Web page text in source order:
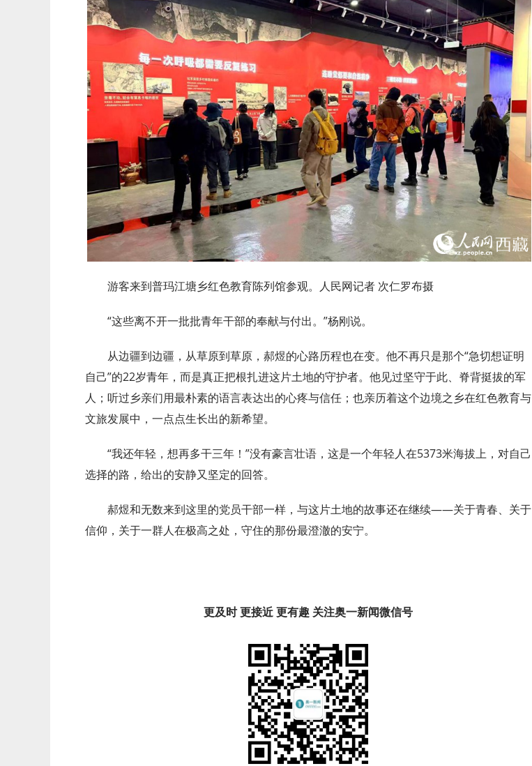
游客来到普玛江塘乡红色教育陈列馆参观。人民网记者 次仁罗布摄
“这些离不开一批批青年干部的奉献与付出。”杨刚说。
从边疆到边疆，从草原到草原，郝煜的心路历程也在变。他不再只是那个“急切想证明
自己”的22岁青年，而是真正把根扎进这片土地的守护者。他见过坚守于此、脊背挺拔的军
人；听过乡亲们用最朴素的语言表达出的心疼与信任；也亲历着这个边境之乡在红色教育与
文旅发展中，一点点生长出的新希望。
“我还年轻，想再多干三年！”没有豪言壮语，这是一个年轻人在5373米海拔上，对自己
选择的路，给出的安静又坚定的回答。
郝煜和无数来到这里的党员干部一样，与这片土地的故事还在继续——关于青春、关于
信仰，关于一群人在极高之处，守住的那份最澄澈的安宁。
更及时 更接近 更有趣 关注奥一新闻微信号